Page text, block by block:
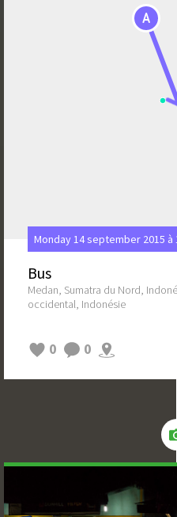
A
Monday 14 september 2015 à
Bus
Medan, Sumatra du Nord,
occidental, Indonésie
0 0